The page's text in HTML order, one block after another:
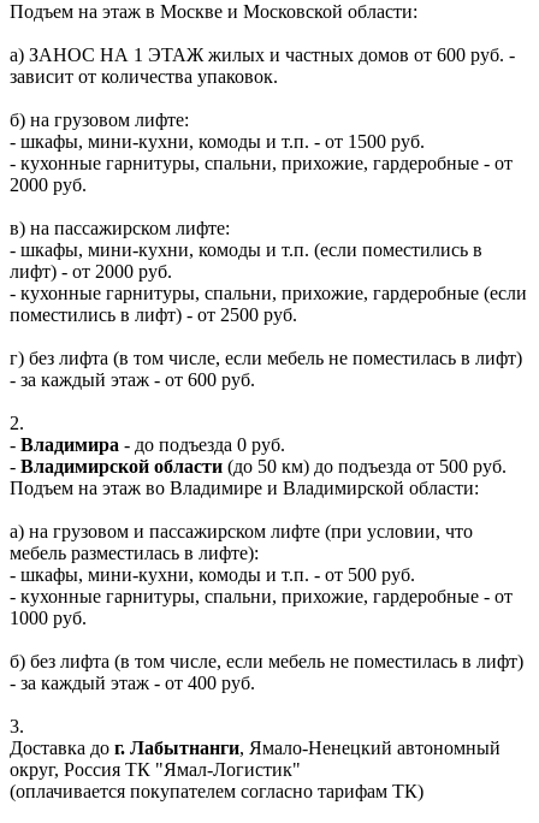
Подъем на этаж в Москве и Московской области:
а) ЗАНОС НА 1 ЭТАЖ жилых и частных домов от 600 руб. -
зависит от количества упаковок.
б) на грузовом лифте:
- шкафы, мини-кухни, комоды и т.п. - от 1500 руб.
- кухонные гарнитуры, спальни, прихожие, гардеробные - от
2000 руб.
в) на пассажирском лифте:
- шкафы, мини-кухни, комоды и т.п. (если поместились в
лифт) - от 2000 руб.
- кухонные гарнитуры, спальни, прихожие, гардеробные (если
поместились в лифт) - от 2500 руб.
г) без лифта (в том числе, если мебель не поместилась в лифт)
- за каждый этаж - от 600 руб.
2.
- Владимира - до подъезда 0 руб.
- Владимирской области (до 50 км) до подъезда от 500 руб.
Подъем на этаж во Владимире и Владимирской области:
а) на грузовом и пассажирском лифте (при условии, что
мебель разместилась в лифте):
- шкафы, мини-кухни, комоды и т.п. - от 500 руб.
- кухонные гарнитуры, спальни, прихожие, гардеробные - от
1000 руб.
б) без лифта (в том числе, если мебель не поместилась в лифт)
- за каждый этаж - от 400 руб.
3.
Доставка до г. Лабытнанги, Ямало-Ненецкий автономный
округ, Россия ТК "Ямал-Логистик"
(оплачивается покупателем согласно тарифам ТК)